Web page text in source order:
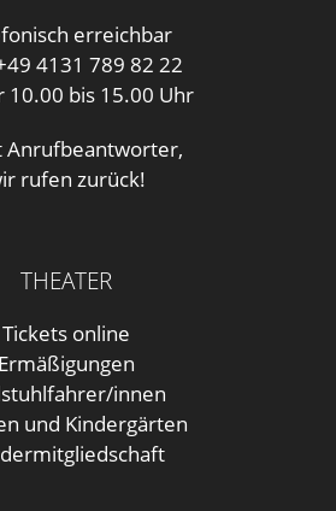
erreichbar
4131 789 82 22
10.00 bis 15.00 Uhr
Anrufbeantworter,
rufen zurück!
THEATER
Tickets online
Ermäßigungen
innen
und Kindergärten